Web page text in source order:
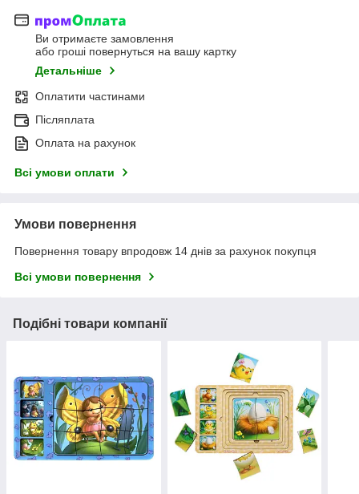
Ви отримаєте замовлення
або гроші повернуться на вашу картку
Детальніше
Оплатити частинами
Післяплата
Оплата на рахунок
Всі умови оплати
Умови повернення
Повернення товару впродовж 14 днів за рахунок покупця
Всі умови повернення
Подібні товари компанії